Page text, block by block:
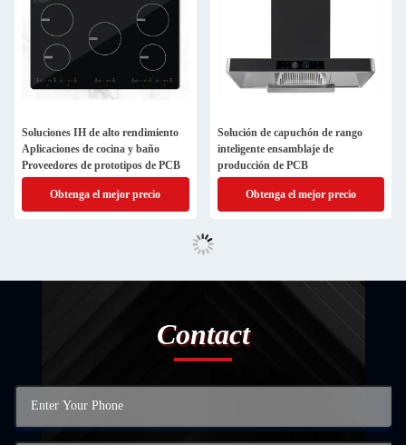
Soluciones IH de alto rendimiento
Aplicaciones de cocina y baño
Proveedores de prototipos de PCB
Obtenga el mejor precio
Solución de capuchón de rango
inteligente ensamblaje de
producción de PCB
Obtenga el mejor precio
Contact